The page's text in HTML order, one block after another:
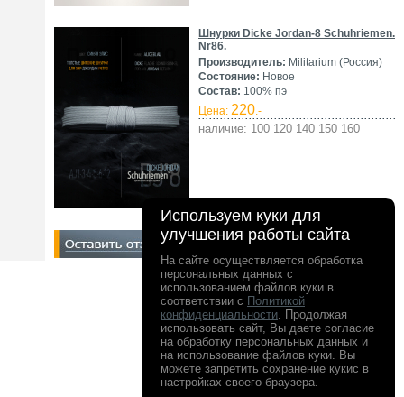
Шнурки Dicke Jordan-8 Schuhriemen.
Nr86.
Производитель: Militarium (Россия)
Состояние: Новое
Состав: 100% пэ
Цена: 220.-
наличие: 100 120 140 150 160
Используем куки для
улучшения работы сайта
На сайте осуществляется обработка
персональных данных с
использованием файлов куки в
соответствии с Политикой
конфиденциальности. Продолжая
использовать сайт, Вы даете согласие
на обработку персональных данных и
на использование файлов куки. Вы
можете запретить сохранение кукис в
настройках своего браузера.